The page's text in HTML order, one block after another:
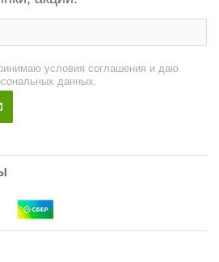
условия соглашения и даю
данных.